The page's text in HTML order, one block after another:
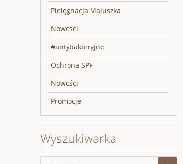
Pielęgnacja Maluszka
Nowości
#antybakteryjne
Ochrona SPF
Nowości
Promocje
Wyszukiwarka